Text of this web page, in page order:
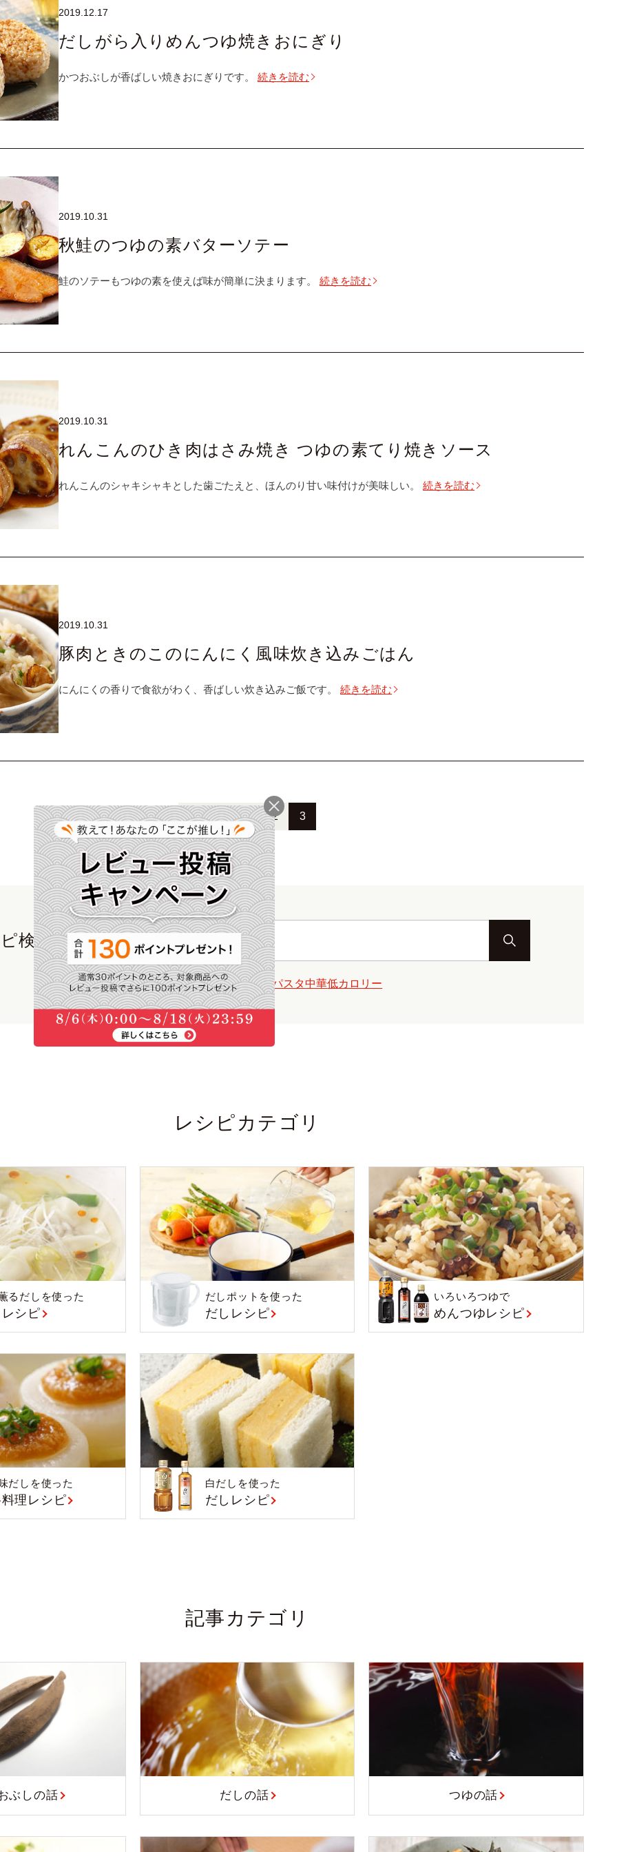
2019.12.17
だしがら入りめんつゆ焼きおにぎり
かつおぶしが香ばしい焼きおにぎりです。 続きを読む
2019.10.31
秋鮭のつゆの素バターソテー
鮭のソテーもつゆの素を使えば味が簡単に決まります。 続きを読む
2019.10.31
れんこんのひき肉はさみ焼き つゆの素てり焼きソース
れんこんのシャキシャキとした歯ごたえと、ほんのり甘い味付けが美味しい。 続きを読む
2019.10.31
豚肉ときのこのにんにく風味炊き込みごはん
にんにくの香りで食欲がわく、香ばしい炊き込みご飯です。 続きを読む
前へ 1 2 3
検索
注目ワード味噌玉だしがらスープごはんパスタ中華低カロリー
レシピカテゴリ
るだしを使った
シピ
だしポットを使った
だしレシピ
いろいろつゆで
めんつゆレシピ
だしを使った
理レシピ
白だしを使った
だしレシピ
記事カテゴリ
ぶしの話 だしの話 つゆの話